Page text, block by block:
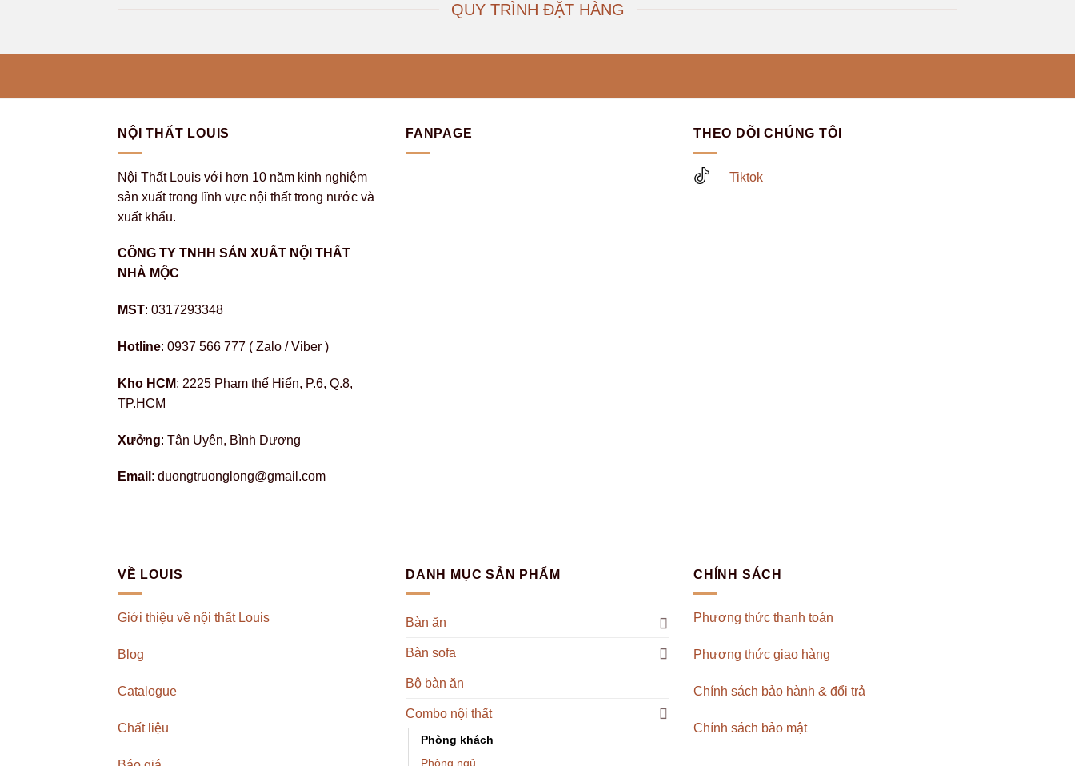
QUY TRÌNH ĐẶT HÀNG
NỘI THẤT LOUIS
Nội Thất Louis với hơn 10 năm kinh nghiệm
sản xuất trong lĩnh vực nội thất trong nước và
xuất khẩu.
CÔNG TY TNHH SẢN XUẤT NỘI THẤT
NHÀ MỘC
MST: 0317293348
Hotline: 0937 566 777 ( Zalo / Viber )
Kho HCM: 2225 Phạm thế Hiển, P.6, Q.8,
TP.HCM
Xưởng: Tân Uyên, Bình Dương
Email : duongtruonglong@gmail.com
FANPAGE THEO DÕI CHÚNG TÔI
Tiktok
VỀ LOUIS
Giới thiệu về nội thất Louis
Blog
Catalogue
Chất liệu
DANH MỤC SẢN PHẨM
Bàn ăn
Bàn sofa
Bộ bàn ăn
Combo nội thất
Phòng khách
Phòng ngủ
CHÍNH SÁCH
Phương thức thanh toán
Phương thức giao hàng
Chính sách bảo hành & đổi trả
Chính sách bảo mật